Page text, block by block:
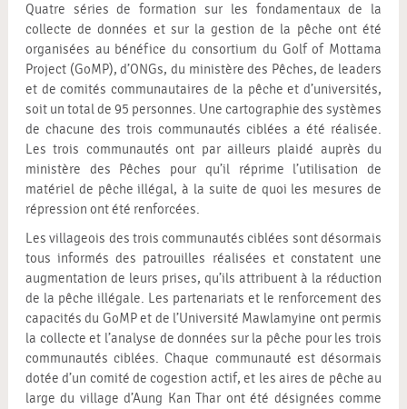
Quatre séries de formation sur les fondamentaux de la
collecte de données et sur la gestion de la pêche ont été
organisées au bénéfice du consortium du Golf of Mottama
Project (GoMP), d’ONGs, du ministère des Pêches, de leaders
et de comités communautaires de la pêche et d’universités,
soit un total de 95 personnes. Une cartographie des systèmes
de chacune des trois communautés ciblées a été réalisée.
Les trois communautés ont par ailleurs plaidé auprès du
ministère des Pêches pour qu’il réprime l’utilisation de
matériel de pêche illégal, à la suite de quoi les mesures de
répression ont été renforcées.
Les villageois des trois communautés ciblées sont désormais
tous informés des patrouilles réalisées et constatent une
augmentation de leurs prises, qu’ils attribuent à la réduction
de la pêche illégale. Les partenariats et le renforcement des
capacités du GoMP et de l’Université Mawlamyine ont permis
la collecte et l’analyse de données sur la pêche pour les trois
communautés ciblées. Chaque communauté est désormais
dotée d’un comité de cogestion actif, et les aires de pêche au
large du village d’Aung Kan Thar ont été désignées comme